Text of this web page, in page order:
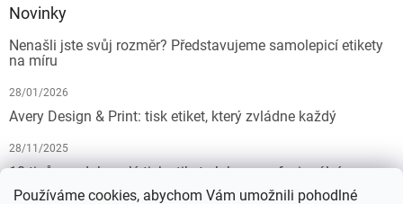
Používáme cookies, abychom Vám umožnili pohodlné
Novinky
Nenašli jste svůj rozměr? Představujeme samolepicí etikety
na míru
28/01/2026
Avery Design & Print: tisk etiket, který zvládne každý
28/11/2025
10 tipů pro dokonalý tisk etiket: Jak na profesionální
výsledek bez starostí